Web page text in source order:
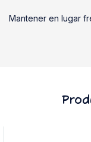
Mantener en lugar